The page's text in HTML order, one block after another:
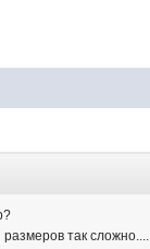
так сложно....